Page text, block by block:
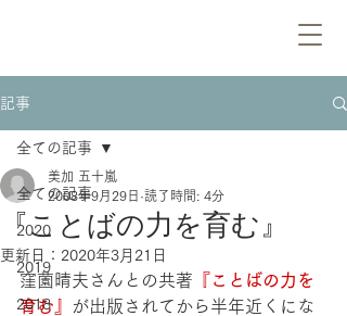
記事
全ての記事
2020
2019
2018
全ての記事
『ことばの力を育む』
美加 五十嵐
2008年9月29日 読了時間: 4分
更新日： 2020年3月21日
窪薗晴夫さんとの共著 『ことばの力を
育む』
が出版されてから半年近くにな